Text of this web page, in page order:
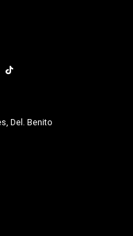
Del. Benito